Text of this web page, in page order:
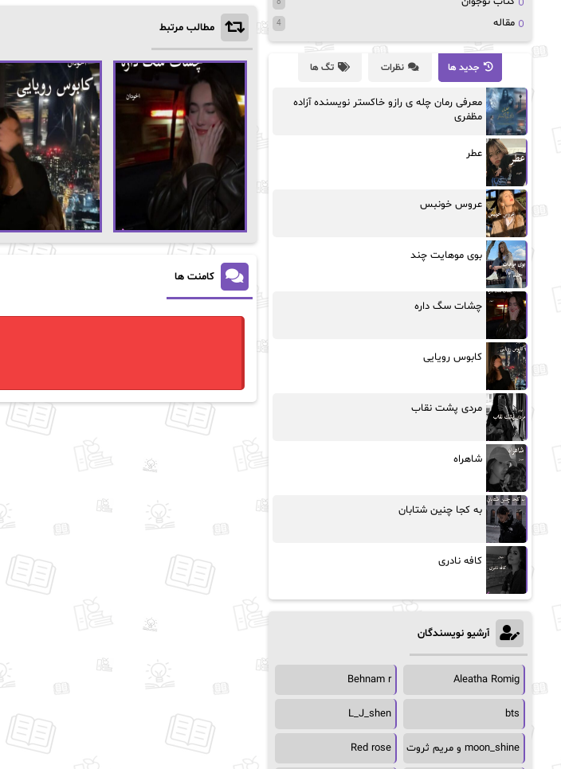
مطالب مرتبط
کامنت ها
مقاله 4
جدید ها نظرات تگ ها
معرفی رمان چله ی رازو خاکستر نویسنده آزاده
مظفری
عطر
عروس خونبس
بوی موهایت چند
چشات سگ داره
کابوس رویایی
مردی پشت نقاب
شاهراه
به کجا چنین شتابان
کافه نادری
آرشیو نویسندگان
Aleatha Romig
Behnam r
bts
L_J_shen
moon_shine و مریم ثروت Red rose